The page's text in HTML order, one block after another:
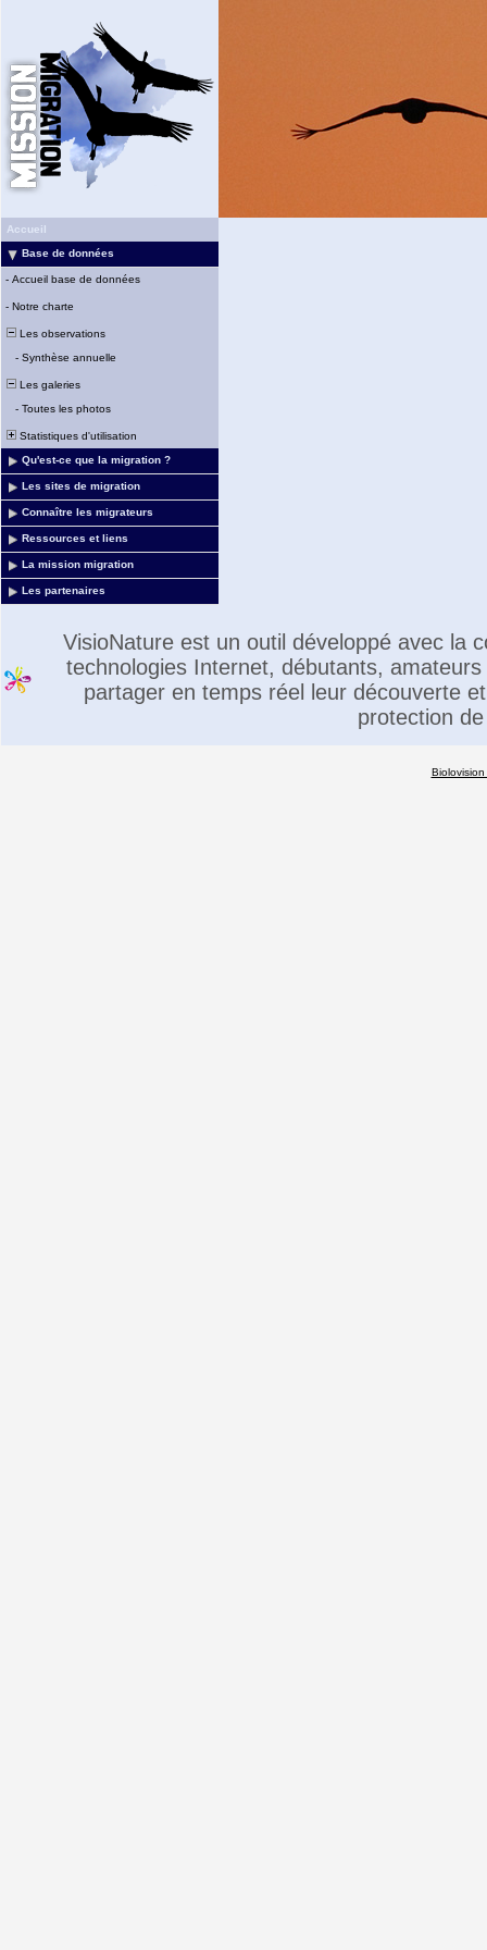
Accueil
Base de données
- Accueil base de données
- Notre charte
Les observations
- Synthèse annuelle
Les galeries
- Toutes les photos
Statistiques d'utilisation
Qu'est-ce que la migration ?
Les sites de migration
Connaître les migrateurs
Ressources et liens
La mission migration
Les partenaires
VisioNature est un outil développé avec la
technologies Internet, débutants,
partager en temps réel leur découverte
protection
Biolovision